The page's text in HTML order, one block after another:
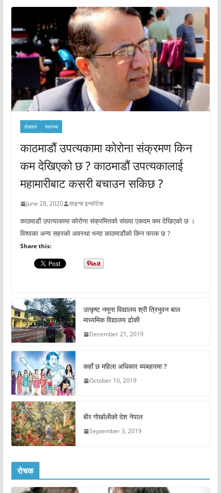
लेखहरु स्वास्थ्य
काठमाडौं उपत्यकामा कोरोना संक्रमण किन
कम देखिएको छ ? काठमाडौं उपत्यकालाई
महामारीबाट कसरी बचाउन सकिछ ?
June 28, 2020 साइन्स इन्फोटेक
काठमाडौं उपत्याकामा कोरोना संक्रमितको संख्या एकदम कम देखिएको छ ।
विश्वका अन्य सहरको अवस्था भन्दा काठमाडौंको किन फरक छ ?
Share this:
उत्कृष्ट नमूना विद्यालय श्री त्रिभुवन बाल
माध्यमिक विद्यालय ढोकी
December 21, 2019
कहाँ छ महिला अधिकार ब्यबहारमा ?
October 10, 2019
बीर गोर्खालीको देश नेपाल
September 3, 2019
रोचक